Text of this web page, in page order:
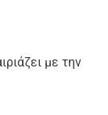
με την